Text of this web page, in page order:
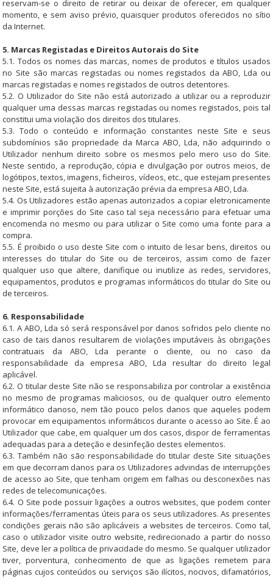
reservam-se o direito de retirar ou deixar de oferecer, em qualquer
momento, e sem aviso prévio, quaisquer produtos oferecidos no sítio
da Internet.
5. Marcas Registadas e Direitos Autorais do Site
5.1. Todos os nomes das marcas, nomes de produtos e títulos usados
no Site são marcas registadas ou nomes registados da ABO, Lda ou
marcas registadas e nomes registados de outros detentores.
5.2. O Utilizador do Site não está autorizado a utilizar ou a reproduzir
qualquer uma dessas marcas registadas ou nomes registados, pois tal
constitui uma violação dos direitos dos titulares.
5.3. Todo o conteúdo e informação constantes neste Site e seus
subdomínios são propriedade da Marca ABO, Lda, não adquirindo o
Utilizador nenhum direito sobre os mesmos pelo mero uso do Site.
Neste sentido, a reprodução, cópia e divulgação por outros meios, de
logótipos, textos, imagens, ficheiros, vídeos, etc., que estejam presentes
neste Site, está sujeita à autorização prévia da empresa ABO, Lda.
5.4. Os Utilizadores estão apenas autorizados a copiar eletronicamente
e imprimir porções do Site caso tal seja necessário para efetuar uma
encomenda no mesmo ou para utilizar o Site como uma fonte para a
compra.
5.5. É proibido o uso deste Site com o intuito de lesar bens, direitos ou
interesses do titular do Site ou de terceiros, assim como de fazer
qualquer uso que altere, danifique ou inutilize as redes, servidores,
equipamentos, produtos e programas informáticos do titular do Site ou
de terceiros.
6. Responsabilidade
6.1. A ABO, Lda só será responsável por danos sofridos pelo cliente no
caso de tais danos resultarem de violações imputáveis às obrigações
contratuais da ABO, Lda perante o cliente, ou no caso da
responsabilidade da empresa ABO, Lda resultar do direito legal
aplicável.
6.2. O titular deste Site não se responsabiliza por controlar a existência
no mesmo de programas maliciosos, ou de qualquer outro elemento
informático danoso, nem tão pouco pelos danos que aqueles podem
provocar em equipamentos informáticos durante o acesso ao Site. É ao
Utilizador que cabe, em qualquer um dos casos, dispor de ferramentas
adequadas para a deteção e desinfeção destes elementos.
6.3. Também não são responsabilidade do titular deste Site situações
em que decorram danos para os Utilizadores advindas de interrupções
de acesso ao Site, que tenham origem em falhas ou desconexões nas
redes de telecomunicações.
6.4. O Site pode possuir ligações a outros websites, que podem conter
informações/ferramentas úteis para os seus utilizadores. As presentes
condições gerais não são aplicáveis a websites de terceiros. Como tal,
caso o utilizador visite outro website, redirecionado a partir do nosso
Site, deve ler a política de privacidade do mesmo. Se qualquer utilizador
tiver, porventura, conhecimento de que as ligações remetem para
páginas cujos conteúdos ou serviços são ilícitos, nocivos, difamatórios,